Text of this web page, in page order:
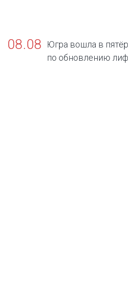
08.08
Югра вошла в
по обновлению